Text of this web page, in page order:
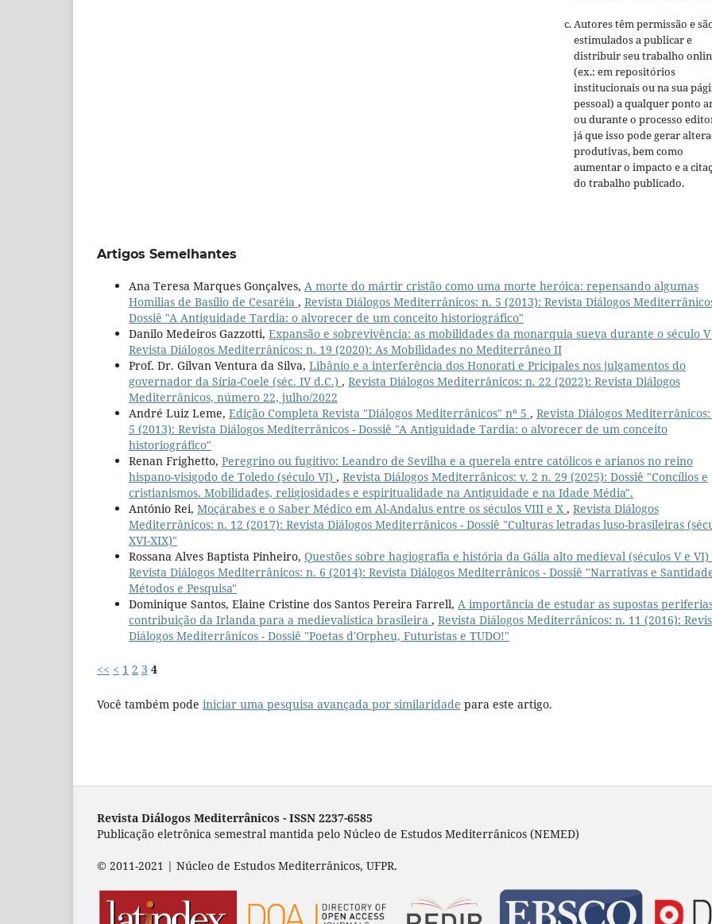
Autores têm permissão e
estimulados a publicar e
distribuir seu trabalho
(ex.: em repositórios
institucionais ou na sua
pessoal) a qualquer ponto
ou durante o processo
já que isso pode gerar
produtivas, bem como
aumentar o impacto e a
do trabalho publicado.
Artigos Semelhantes
Ana Teresa Marques Gonçalves, A morte do mártir cristão como uma morte heróica: repensando algumas
Homilias de Basílio de Cesaréia , Revista Diálogos Mediterrânicos: n. 5 (2013): Revista Diálogos
Dossiê "A Antiguidade Tardia: o alvorecer de um conceito historiográfico"
Danilo Medeiros Gazzotti, Expansão e sobrevivência: as mobilidades da monarquia sueva durante o século
Revista Diálogos Mediterrânicos: n. 19 (2020): As Mobilidades no Mediterrâneo II
Prof. Dr. Gilvan Ventura da Silva, Libânio e a interferência dos Honorati e Pricipales nos julgamentos do
governador da Síria-Coele (séc. IV d.C.) , Revista Diálogos Mediterrânicos: n. 22 (2022): Revista Diálogos
Mediterrânicos, número 22, julho/2022
André Luiz Leme, Edição Completa Revista "Diálogos Mediterrânicos" nº 5 , Revista Diálogos
5 (2013): Revista Diálogos Mediterrânicos - Dossiê "A Antiguidade Tardia: o alvorecer de um conceito
historiográfico"
Renan Frighetto, Peregrino ou fugitivo: Leandro de Sevilha e a querela entre católicos e arianos no reino
hispano-visigodo de Toledo (século VI) , Revista Diálogos Mediterrânicos: v. 2 n. 29 (2025): Dossiê "Concílios e
cristianismos. Mobilidades, religiosidades e espiritualidade na Antiguidade e na Idade Média".
António Rei, Moçárabes e o Saber Médico em Al-Andalus entre os séculos VIII e X , Revista Diálogos
Mediterrânicos: n. 12 (2017): Revista Diálogos Mediterrânicos - Dossiê "Culturas letradas luso-brasileiras
XVI-XIX)"
Rossana Alves Baptista Pinheiro, Questões sobre hagiografia e história da Gália alto medieval (séculos V e VI)
Revista Diálogos Mediterrânicos: n. 6 (2014): Revista Diálogos Mediterrânicos - Dossiê "Narrativas e
Métodos e Pesquisa"
Dominique Santos, Elaine Cristine dos Santos Pereira Farrell, A importância de estudar as supostas
contribuição da Irlanda para a medievalística brasileira , Revista Diálogos Mediterrânicos: n. 11 (2016):
Diálogos Mediterrânicos - Dossiê "Poetas d'Orpheu, Futuristas e TUDO!"
<< < 1 2 3 4
Você também pode iniciar uma pesquisa avançada por similaridade para este artigo.
Revista Diálogos Mediterrânicos - ISSN 2237-6585
Publicação eletrônica semestral mantida pelo Núcleo de Estudos Mediterrânicos (NEMED)
© 2011-2021 | Núcleo de Estudos Mediterrânicos, UFPR.